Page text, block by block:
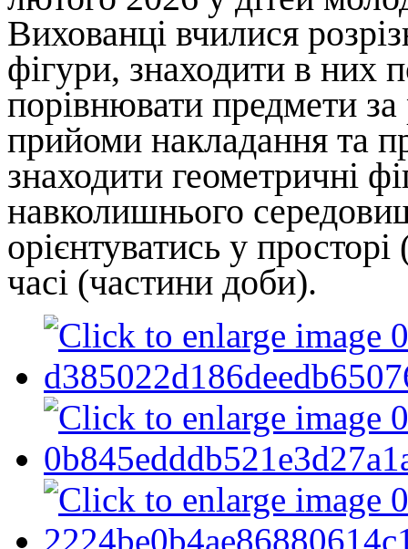
Вихованці вчилися
фігури, знаходити в них
порівнювати предмети
прийоми накладання та
знаходити геометричні
навколишнього
орієнтуватись у
часі (частини доби).